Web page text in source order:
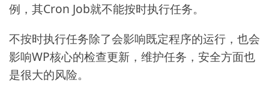
例，其Cron Job就不能按时执行任务。
不按时执行任务除了会影响既定程序的运行，也会
影响WP核心的检查更新，维护任务，安全方面也
是很大的风险。